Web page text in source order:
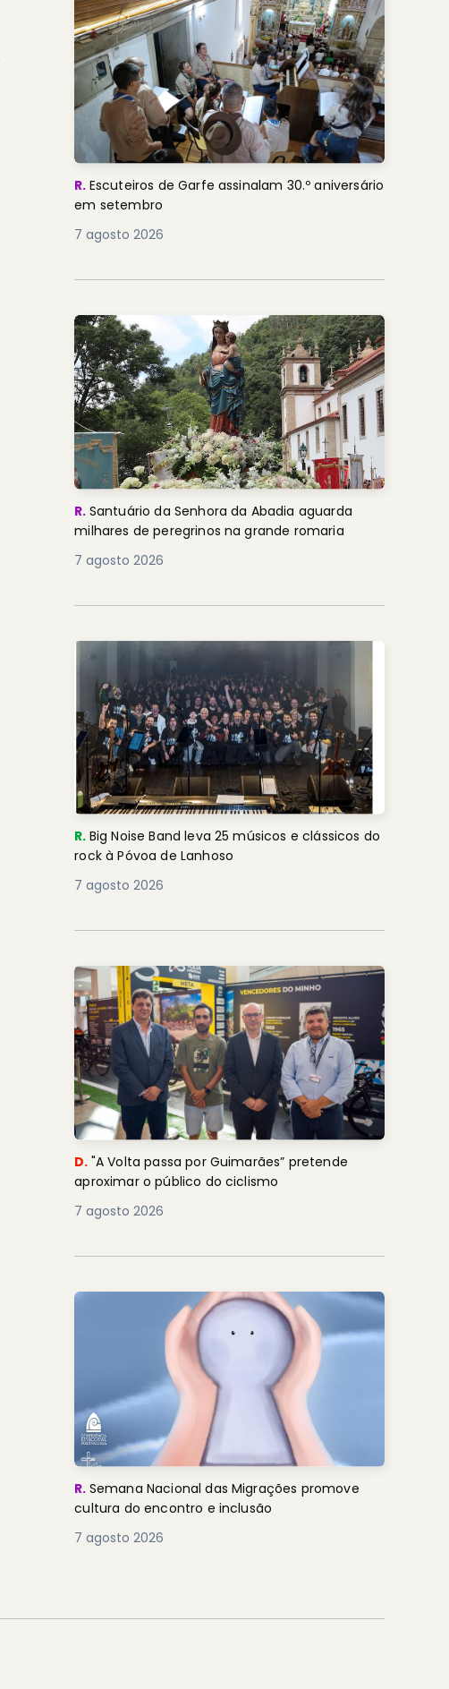
R. Escuteiros de Garfe assinalam 30.º aniversário
em setembro
7 agosto 2026
R. Santuário da Senhora da Abadia aguarda
milhares de peregrinos na grande romaria
7 agosto 2026
R. Big Noise Band leva 25 músicos e clássicos do
rock à Póvoa de Lanhoso
7 agosto 2026
D. "A Volta passa por Guimarães” pretende
aproximar o público do ciclismo
7 agosto 2026
R. Semana Nacional das Migrações promove
cultura do encontro e inclusão
7 agosto 2026